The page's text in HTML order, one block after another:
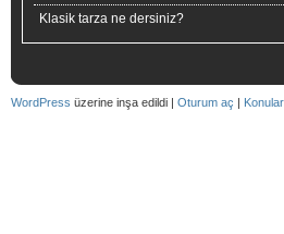
Klasik tarza ne dersiniz?
WordPress üzerine inşa edildi | Oturum aç |